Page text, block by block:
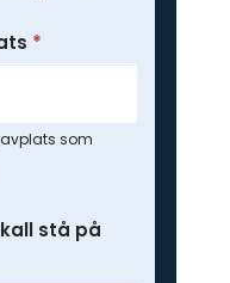
*
som
stå på